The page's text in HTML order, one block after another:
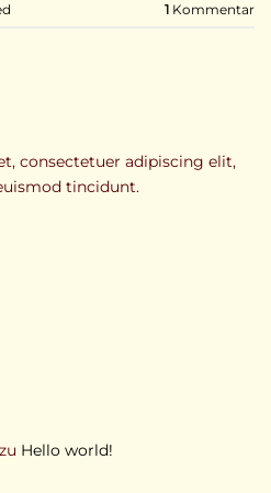
1 Kommentar
consectetuer adipiscing elit,
tincidunt.
zu Hello world!